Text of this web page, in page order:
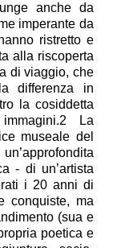
anche da
imperante da
ristretto e
alla riscoperta
di viaggio, che
differenza in
la cosiddetta
La
museale del
- di un’artista
i 20 anni di
conquiste, ma
(sua e
poetica e